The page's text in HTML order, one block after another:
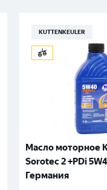
KUTTENKEULER
Масло моторное
Sorotec 2 +PDi
Германия